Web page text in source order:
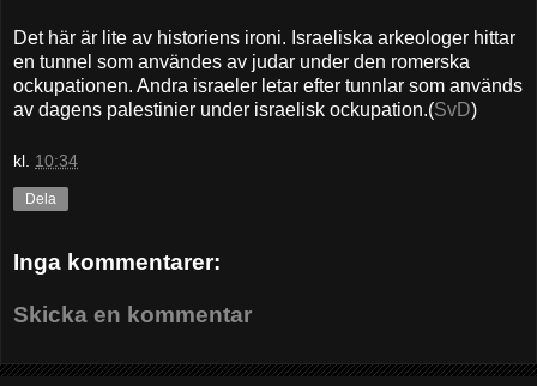
Det här är lite av historiens ironi. Israeliska arkeologer hittar
en tunnel som användes av judar under den romerska
ockupationen. Andra israeler letar efter tunnlar som används
av dagens palestinier under israelisk ockupation.(SvD)
kl. 10:34
Dela
Inga kommentarer:
Skicka en kommentar